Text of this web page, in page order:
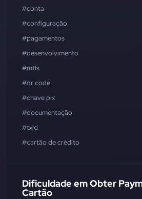
#conta
#configuração
#pagamentos
#desenvolvimento
#mtls
#qr code
#chave pix
#documentação
#txid
#cartão de crédito
Dificuldade em Obter
Cartão